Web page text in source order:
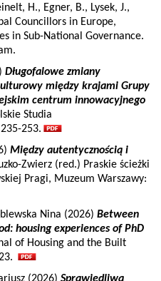
H., Egner, B., Lysek, J.,
Councillors in Europe,
in Sub-National Governance.
Długofalowe zmiany
między krajami Grupy
centrum innowacyjnego
Studia
253.
Między autentycznością i
Zwierz (red.) Praskie ścieżki
Pragi, Muzeum Warszawy:
Nina (2026) Between
housing experiences of PhD
of Housing and the Built